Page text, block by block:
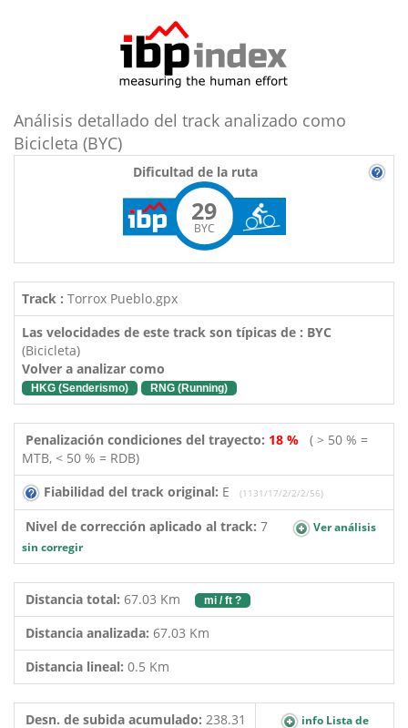
Análisis detallado del track analizado como
Bicicleta (BYC)
Dificultad de la ruta
29
BYC
Track : Torrox Pueblo.gpx
Las velocidades de este track son típicas de : BYC
(Bicicleta)
Volver a analizar como
HKG (Senderismo) RNG (Running)
Penalización condiciones del trayecto: 18 % ( > 50 % =
MTB, < 50 % = RDB)
Fiabilidad del track original: E (1131/17/2/2/2/56)
Nivel de corrección aplicado al track: 7
Ver análisis
sin corregir
Distancia total: 67.03 Km mi / ft ?
Distancia analizada: 67.03 Km
Distancia lineal: 0.5 Km
Desn. de subida acumulado: 238.31
info Lista de